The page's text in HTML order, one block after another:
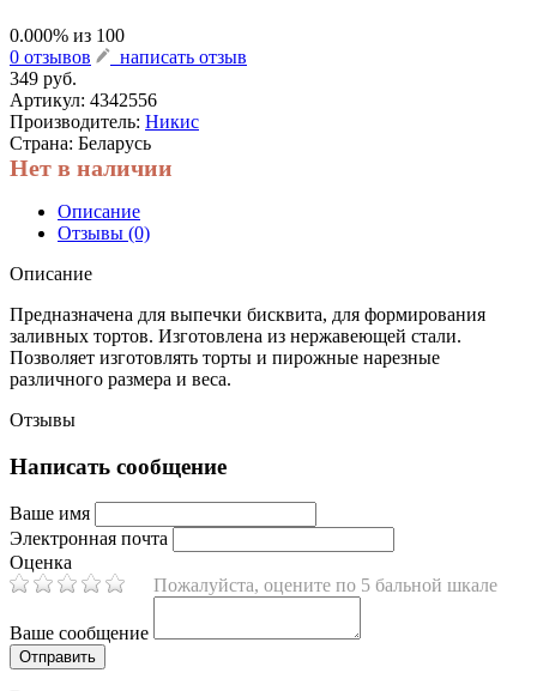
0.000% из 100
0 отзывов
написать отзыв
349 руб.
Артикул: 4342556
Производитель: Никис
Страна: Беларусь
Нет в наличии
Описание
Отзывы (0)
Описание
Предназначена для выпечки бисквита, для формирования
заливных тортов. Изготовлена из нержавеющей стали.
Позволяет изготовлять торты и пирожные нарезные
различного размера и веса.
Отзывы
Написать сообщение
Ваше имя
Электронная почта
Оценка
Пожалуйста, оцените по 5 бальной шкале
Ваше сообщение